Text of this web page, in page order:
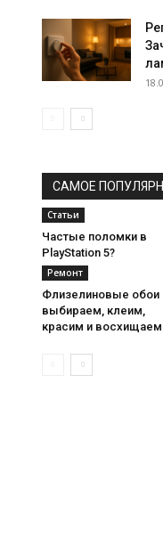
САМОЕ
Статьи
Частые поломки в
PlayStation 5?
Ремонт
Флизелиновые обои
выбираем, клеим,
красим и